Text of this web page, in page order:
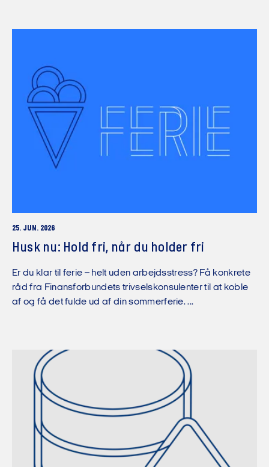
25. JUN. 2026
Husk nu: Hold fri, når du holder fri
Er du klar til ferie – helt uden arbejdsstress? Få konkrete
råd fra Finansforbundets trivselskonsulenter til at koble
af og få det fulde ud af din sommerferie. ...